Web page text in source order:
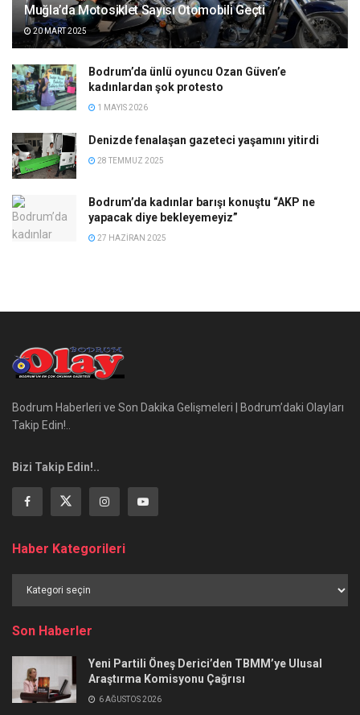
Muğla’da Motosiklet Sayısı Otomobili Geçti
20 MART 2025
Bodrum’da ünlü oyuncu Ozan Güven’e
kadınlardan şok protesto
1 MAYIS 2026
Denizde fenalaşan gazeteci yaşamını yitirdi
28 TEMMUZ 2025
Bodrum’da kadınlar barışı konuştu “AKP ne
yapacak diye bekleyemeyiz”
27 HAZIRAN 2025
Bodrum Haberleri ve Son Dakika Gelişmeleri | Bodrum’daki Olayları
Takip Edin!..
Bizi Takip Edin!..
Haber Kategorileri
Kategorileri
Son Haberler
Yeni Partili Öneş Derici’den TBMM’ye Ulusal
Araştırma Komisyonu Çağrısı
6 AĞUSTOS 2026